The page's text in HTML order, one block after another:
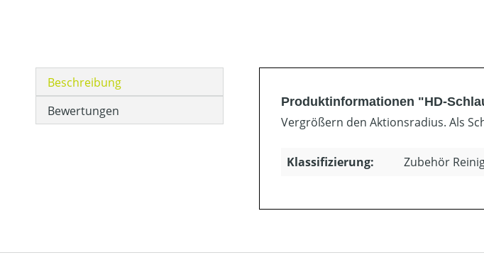
Beschreibung
Bewertungen
Produktinformationen "HD-
Vergrößern den Aktionsradius. Als
Klassifizierung: Zubehör